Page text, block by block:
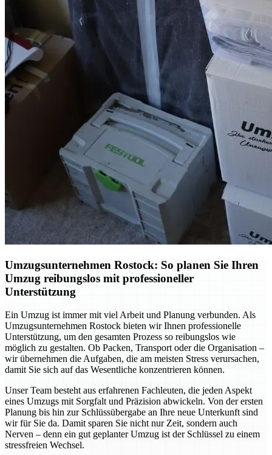
Umzugsunternehmen Rostock: So planen Sie Ihren
Umzug reibungslos mit professioneller
Unterstützung
Ein Umzug ist immer mit viel Arbeit und Planung verbunden. Als
Umzugsunternehmen Rostock bieten wir Ihnen professionelle
Unterstützung, um den gesamten Prozess so reibungslos wie
möglich zu gestalten. Ob Packen, Transport oder die Organisation –
wir übernehmen die Aufgaben, die am meisten Stress verursachen,
damit Sie sich auf das Wesentliche konzentrieren können.
Unser Team besteht aus erfahrenen Fachleuten, die jeden Aspekt
eines Umzugs mit Sorgfalt und Präzision abwickeln. Von der ersten
Planung bis hin zur Schlüssübergabe an Ihre neue Unterkunft sind
wir für Sie da. Damit sparen Sie nicht nur Zeit, sondern auch
Nerven – denn ein gut geplanter Umzug ist der Schlüssel zu einem
stressfreien Wechsel.